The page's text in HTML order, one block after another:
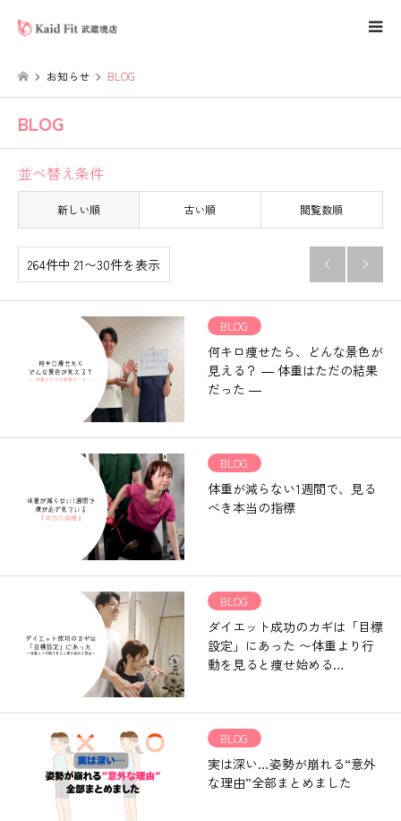
お知らせ BLOG
BLOG
並べ替え条件
新しい順 古い順 閲覧数順
264件中 21〜30件を表示  
BLOG
何キロ痩せたら、どんな景色が
見える？ ― 体重はただの結果
だった ―
BLOG
体重が減らない1週間で、見る
べき本当の指標
BLOG
ダイエット成功のカギは「目標
設定」にあった 〜体重より行
動を見ると痩せ始める…
BLOG
実は深い…姿勢が崩れる“意外
な理由”全部まとめました